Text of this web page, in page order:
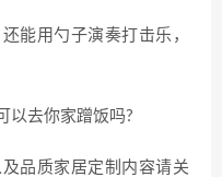
用勺子演奏打击乐，
去你家蹭饭吗?
品质家居定制内容请关